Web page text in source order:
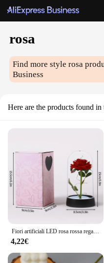
rosa
Find more stylerosa
Business
Here are the products found in
Fiori artificiali LED rosa rossa regalo di san valentino creativo rosa in copertura di vetro con supporto Light Up Rose Wedding Galaxy Rose
4,22€